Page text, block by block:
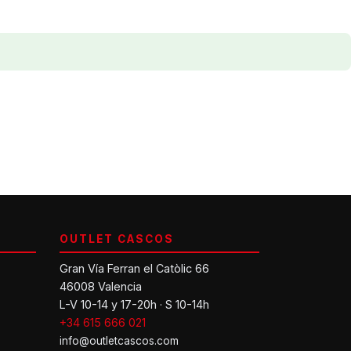
OUTLET CASCOS
Gran Vía Ferran el Catòlic 66
46008 Valencia
L-V 10-14 y 17-20h · S 10-14h
+34 615 666 021
info@outletcascos.com